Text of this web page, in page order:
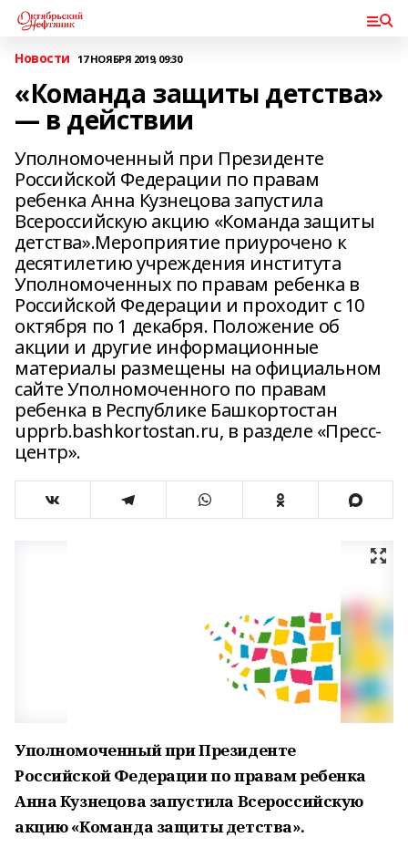
Новости 17 НОЯБРЯ 2019, 09:30
«Команда защиты детства»
— в действии
Уполномоченный при Президенте
Российской Федерации по правам
ребенка Анна Кузнецова запустила
Всероссийскую акцию «Команда защиты
детства».Мероприятие приурочено к
десятилетию учреждения института
Уполномоченных по правам ребенка в
Российской Федерации и проходит с 10
октября по 1 декабря. Положение об
акции и другие информационные
материалы размещены на официальном
сайте Уполномоченного по правам
ребенка в Республике Башкортостан
upprb.bashkortostan.ru, в разделе «Пресс-
центр».
Уполномоченный при Президенте
Российской Федерации по правам ребенка
Анна Кузнецова запустила Всероссийскую
акцию «Команда защиты детства».